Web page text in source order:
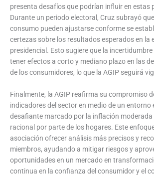
presenta desafíos que podrían influir en estas
Durante un periodo electoral, Cruz subrayó
consumo pueden ajustarse conforme se
certezas sobre los resultados esperados en la
presidencial. Esto sugiere que la
tener efectos a corto y mediano plazo en las
de los consumidores, lo que la AGIP seguirá
Finalmente, la AGIP reafirma su compromiso
indicadores del sector en medio de un entorno
desafiante marcado por la inflación
racional por parte de los hogares. Este
asociación ofrecer análisis más precisos y
miembros, ayudando a mitigar riesgos y
oportunidades en un mercado en
continua en la confianza del consumidor y el